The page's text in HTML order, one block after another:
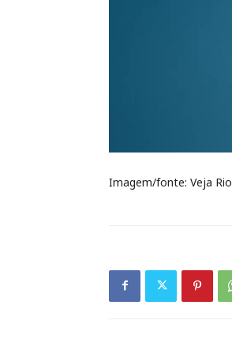
Imagem/fonte: Veja Rio